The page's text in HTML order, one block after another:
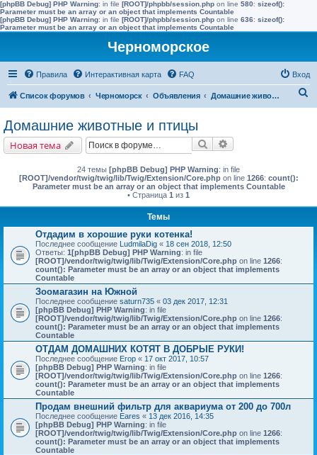
[phpBB Debug] PHP Warning: in file [ROOT]/phpbb/session.php on line 580: sizeof():
Parameter must be an array or an object that implements Countable
[phpBB Debug] PHP Warning: in file [ROOT]/phpbb/session.php on line 636: sizeof():
Parameter must be an array or an object that implements Countable
Черноморское
Правила Интерактивная карта FAQ Вход
Список форумов Черноморск Объявления Домашние животные и птицы
Домашние животные и птицы
Новая тема Поиск
24 темы [phpBB Debug] PHP Warning: in file
[ROOT]/vendor/twig/twig/lib/Twig/Extension/Core.phpon line 1266: count():
Parameter must be an array or an object that implements Countable
• Страница 1 из 1
Темы
Отдадим в хорошие руки котенка!
Последнее сообщение LudmilaDig « 18 сен 2018, 12:50
Ответы: 1[phpBB Debug] PHP Warning: in file
[ROOT]/vendor/twig/twig/lib/Twig/Extension/Core.php on line 1266:
count(): Parameter must be an array or an object that implements
Countable
Зоомагазин на Южной
Последнее сообщение saturn735 « 03 дек 2017, 12:31
[phpBB Debug] PHP Warning: in file
[ROOT]/vendor/twig/twig/lib/Twig/Extension/Core.php on line 1266:
count(): Parameter must be an array or an object that implements
Countable
ОТДАМ ДОМАШНИХ КОТЯТ В ДОБРЫЕ РУКИ!
Последнее сообщение Егор « 17 окт 2017, 10:57
[phpBB Debug] PHP Warning: in file
[ROOT]/vendor/twig/twig/lib/Twig/Extension/Core.php on line 1266:
count(): Parameter must be an array or an object that implements
Countable
Продам внешний фильтр для аквариума от 200 до 700л
Последнее сообщение Eares « 13 дек 2016, 14:35
[phpBB Debug] PHP Warning: in file
[ROOT]/vendor/twig/twig/lib/Twig/Extension/Core.php on line 1266:
count(): Parameter must be an array or an object that implements
Countable